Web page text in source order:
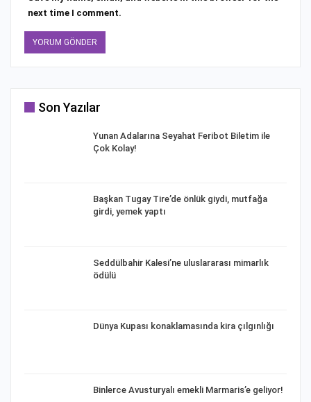
next time I comment.
Son Yazılar
Yunan Adalarına Seyahat Feribot Biletim ile
Çok Kolay!
Başkan Tugay Tire’de önlük giydi, mutfağa
girdi, yemek yaptı
Seddülbahir Kalesi’ne uluslararası mimarlık
ödülü
Dünya Kupası konaklamasında kira çılgınlığı
Binlerce Avusturyalı emekli Marmaris’e geliyor!